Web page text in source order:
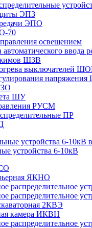
ЭПЗ
ЭПО
70
освещением
автоматического ввода
ШЗВ
выключателей
ШУ
РУСМ
ПР
устройства 6-10кВ
ЯКНО
распределительное
распределительное
2КВЭ
камера ИКВН
распределительное